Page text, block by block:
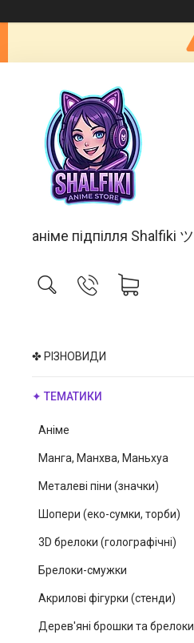
аніме підпілля Shalfiki ツ
✤ РІЗНОВИДИ
✦ ТЕМАТИКИ
Аніме
Манга, Манхва, Маньхуа
Металеві піни (значки)
Шопери (еко-сумки, торби)
3D брелоки (голографічні)
Брелоки-смужки
Акрилові фігурки (стенди)
Дерев'яні брошки та брелоки